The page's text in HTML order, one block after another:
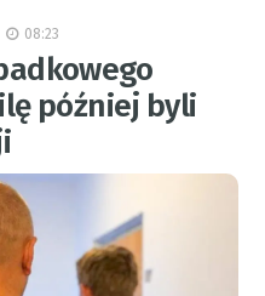
08:23
później byli